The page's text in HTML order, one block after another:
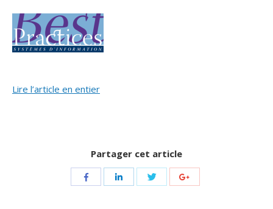
Lire l’article en entier
Partager cet article
Share
Share